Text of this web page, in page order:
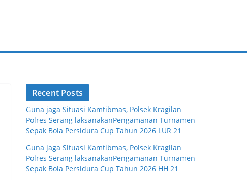
Recent Posts
Guna jaga Situasi Kamtibmas, Polsek Kragilan
Polres Serang laksanakanPengamanan Turnamen
Sepak Bola Persidura Cup Tahun 2026 LUR 21
Guna jaga Situasi Kamtibmas, Polsek Kragilan
Polres Serang laksanakanPengamanan Turnamen
Sepak Bola Persidura Cup Tahun 2026 HH 21